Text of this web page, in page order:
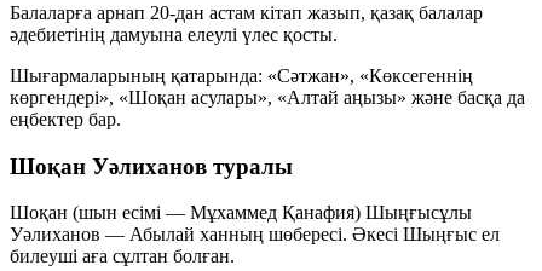
Балаларға арнап 20-дан астам кітап жазып, қазақ балалар
әдебиетінің дамуына елеулі үлес қосты.
Шығармаларының қатарында: «Сәтжан», «Көксегеннің
көргендері», «Шоқан асулары», «Алтай аңызы» және басқа да
еңбектер бар.
Шоқан Уәлиханов туралы
Шоқан (шын есімі — Мұхаммед Қанафия) Шыңғысұлы
Уәлиханов — Абылай ханның шөбересі. Әкесі Шыңғыс ел
билеуші аға сұлтан болған.